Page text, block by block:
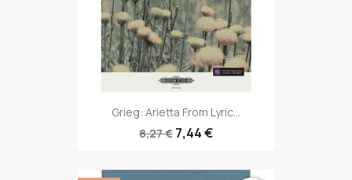
Grieg: Arietta From Lyric...
8,27 € 7,44 €